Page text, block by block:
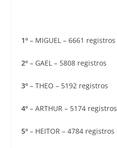
1º– MIGUEL – 6661 registros
2º – GAEL – 5808 registros
3º– THEO – 5192 registros
4º– ARTHUR – 5174 registros
5º– HEITOR – 4784 registros